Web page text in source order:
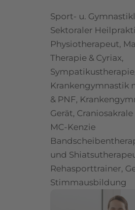
Sport- u.
Sektoraler
Physiotherapeut,
Therapie & Cyriax,
Krankengymnastik
& PNF,
Gerät,
MC-Kenzie
und
Rehasporttrainer,
Stimmausbildung